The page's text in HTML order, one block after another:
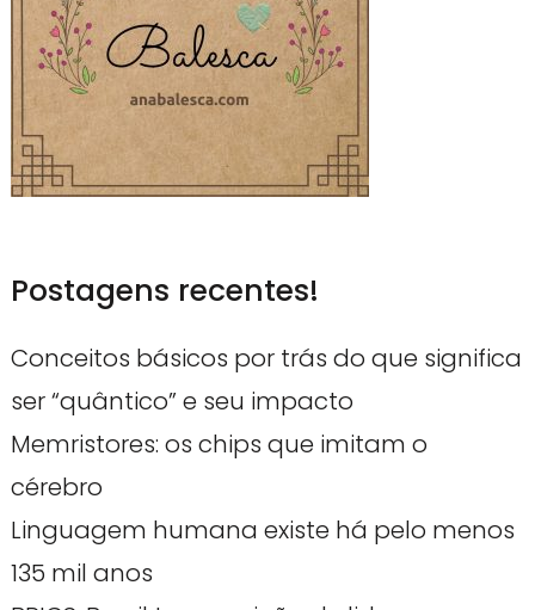
Postagens recentes!
Conceitos básicos por trás do que significa
ser “quântico” e seu impacto
Memristores: os chips que imitam o
cérebro
Linguagem humana existe há pelo menos
135 mil anos